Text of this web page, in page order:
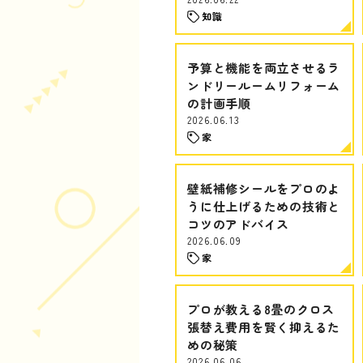
知識
予算と機能を両立させるラ
ンドリールームリフォーム
の計画手順
2026.06.13
家
壁紙補修シールをプロのよ
うに仕上げるための技術と
コツのアドバイス
2026.06.09
家
プロが教える8畳のクロス
張替え費用を賢く抑えるた
めの秘策